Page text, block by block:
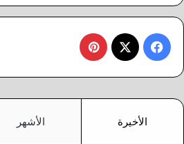
فيسبوك
‫X بينتيريست
الأخيرة الأشهر